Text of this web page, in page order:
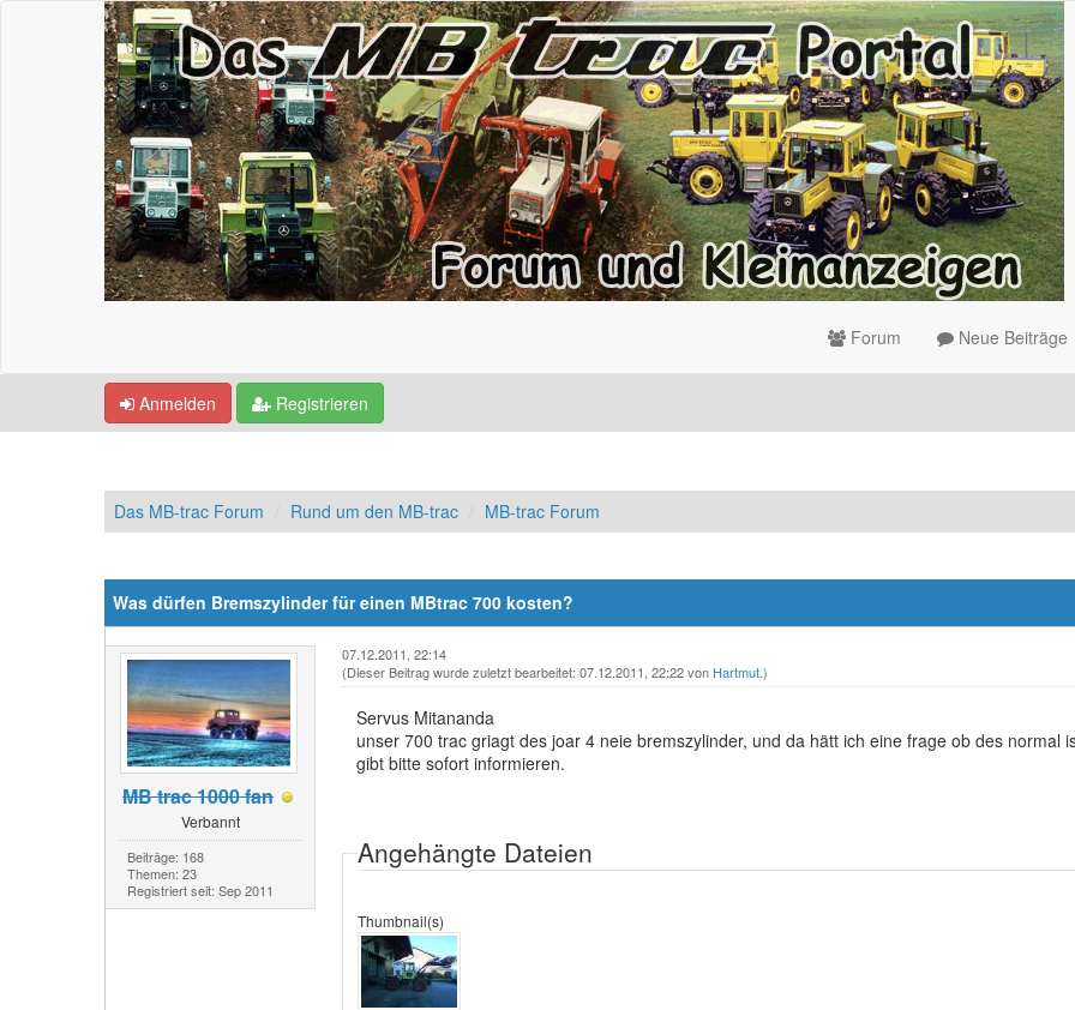
Forum Neue Beiträge
Anmelden Registrieren
Das MB-trac Forum Rund um den MB-trac MB-trac Forum
Was dürfen Bremszylinder für einen MBtrac 700 kosten?
MB trac 1000 fan
Verbannt
Beiträge: 168
Themen: 23
Registriert seit: Sep 2011
07.12.2011, 22:14
(Dieser Beitrag wurde zuletzt bearbeitet: 07.12.2011, 22:22 von Hartmut.)
Servus Mitananda
unser 700 trac griagt des joar 4 neie bremszylinder, und da hätt ich eine frage ob des normal
gibt bitte sofort informieren.
Angehängte Dateien
Thumbnail(s)